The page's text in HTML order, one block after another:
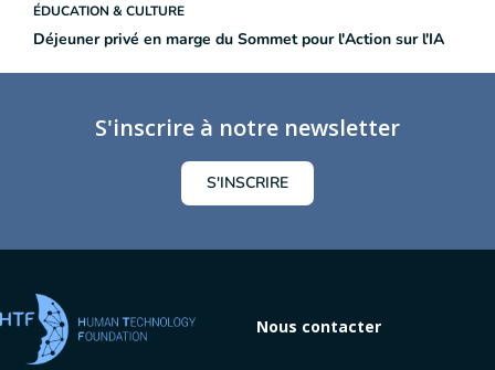
ÉDUCATION & CULTURE
Déjeuner privé en marge du Sommet pour l'Action sur l'IA
S'inscrire à notre newsletter
S'INSCRIRE
Nous contacter